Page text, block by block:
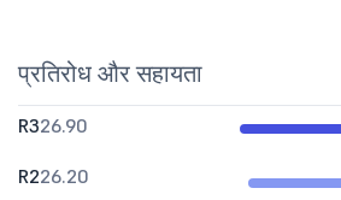
प्रतिरोध और सहायता
R326.90
R226.20